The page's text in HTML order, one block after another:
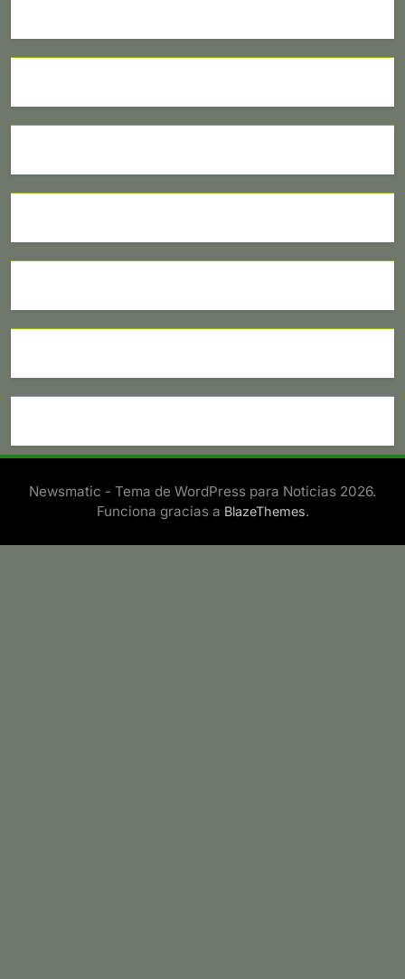
Newsmatic - Tema de WordPress para Noticias 2026.
Funciona gracias a BlazeThemes.